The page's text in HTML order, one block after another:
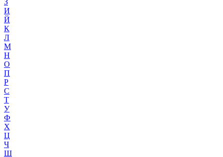
З
И
Й
К
Л
М
Н
О
П
Р
С
Т
У
Ф
Х
Ц
Ч
Ш